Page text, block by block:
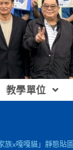
教學單位
x嘎嘎貓」靜態貼